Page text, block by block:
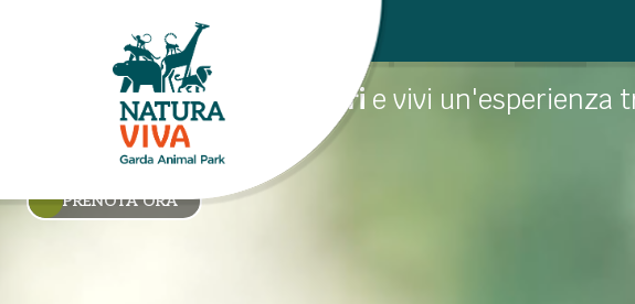
Bus Safari
Salta a bordo del Bus Safari e vivi un'esperienza
naturalistica
PRENOTA ORA